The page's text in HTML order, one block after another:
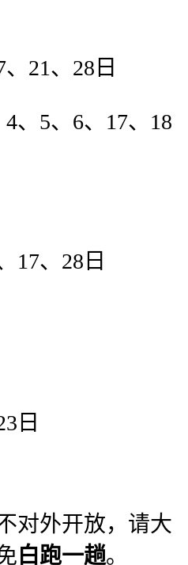
21、28日
、5、6、17、18
17、28日
日
对外开放，请大
白跑一趟。